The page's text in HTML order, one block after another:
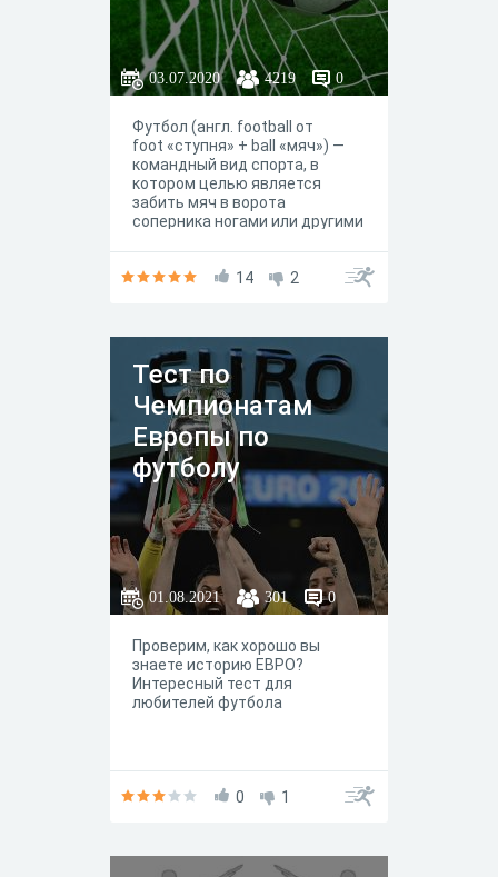
03.07.2020 4219 0
Футбол (англ. football от
foot «ступня» + ball «мяч») —
командный вид спорта, в
котором целью является
забить мяч в ворота
соперника ногами или другими
команда соперника. В
спорта в мире
14 2
Тест по
Чемпионатам
Европы по
футболу
01.08.2021 301 0
Проверим, как хорошо вы
знаете историю ЕВРО?
Интересный тест для
любителей футбола
0 1